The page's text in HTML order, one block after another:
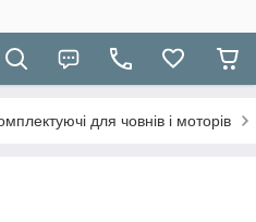
для човнів і моторів